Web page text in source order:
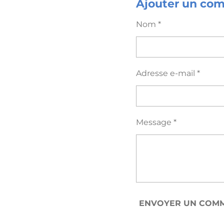
Ajouter un
Nom *
Adresse e-mail *
Message *
ENVOYER UN